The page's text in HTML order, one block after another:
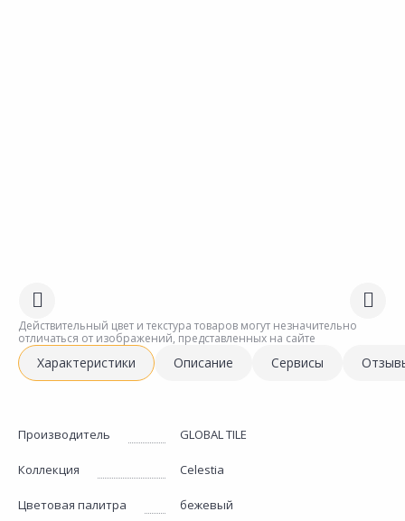
Действительный цвет и текстура товаров могут незначительно
отличаться от изображений, представленных на сайте
Характеристики Описание Сервисы
Производитель GLOBAL TILE
Коллекция Celestia
Цветовая палитра бежевый